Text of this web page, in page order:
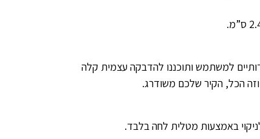
למשתמש ותוכננו להדבקה עצמית קלה
הכל, הקיר שלכם משודרג.
באמצעות מטלית לחה בלבד.